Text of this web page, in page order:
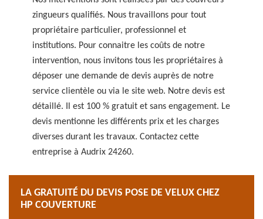
zingueurs qualifiés. Nous travaillons pour tout
propriétaire particulier, professionnel et
institutions. Pour connaitre les coûts de notre
intervention, nous invitons tous les propriétaires à
déposer une demande de devis auprès de notre
service clientèle ou via le site web. Notre devis est
détaillé. Il est 100 % gratuit et sans engagement. Le
devis mentionne les différents prix et les charges
diverses durant les travaux. Contactez cette
entreprise à Audrix 24260.
LA GRATUITÉ DU DEVIS POSE DE VELUX CHEZ
HP COUVERTURE